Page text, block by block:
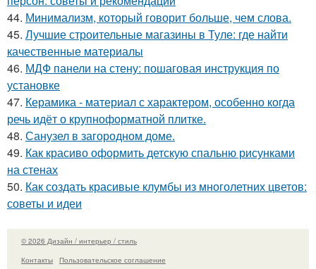
44. Минимализм, который говорит больше, чем слова.
45. Лучшие строительные магазины в Туле: где найти
качественные материалы
46. МДФ панели на стену: пошаговая инструкция по
установке
47. Керамика - материал с характером, особенно когда
речь идёт о крупноформатной плитке.
48. Санузел в загородном доме.
49. Как красиво оформить детскую спальню рисунками
на стенах
50. Как создать красивые клумбы из многолетних цветов:
советы и идеи
© 2026 Дизайн / интерьер / стиль
Контакты
Пользовательское соглашение